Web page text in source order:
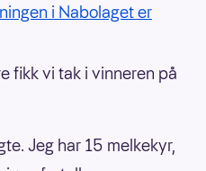
i Nabolaget er
fikk vi tak i vinneren på
Jeg har 15 melkekyr,